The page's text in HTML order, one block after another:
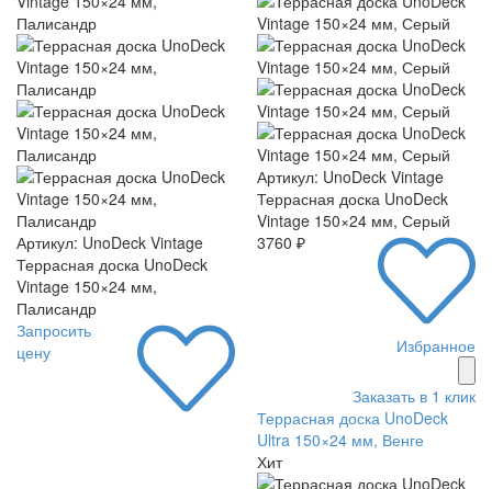
Артикул: UnoDeck Vintage
Террасная доска UnoDeck
Vintage 150×24 мм,
Палисандр
Запросить
цену
Артикул: UnoDeck Vintage
Террасная доска UnoDeck
Vintage 150×24 мм, Серый
3760 ₽
Избранное
Заказать в 1 клик
Террасная доска UnoDeck
Ultra 150×24 мм, Венге
Хит